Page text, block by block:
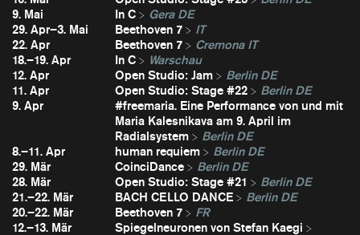
9. Mai
In C
Gera DE
29. Apr–3. Mai
Beethoven 7
IT
22. Apr
Beethoven 7
Cremona IT
18.–19. Apr
In C
Warschau
12. Apr
Open Studio: Jam
Berlin DE
11. Apr
Open Studio: Stage #22
Berlin DE
9. Apr
#freemaria. Eine Performance von und mit
Maria Kalesnikava am 9. April im
Radialsystem
Berlin DE
8.–11. Apr
human requiem
Berlin DE
29. Mär
CoinciDance
Berlin DE
28. Mär
Open Studio: Stage #21
Berlin DE
21.–22. Mär
BACH CELLO DANCE
Berlin DE
20.–22. Mär
Beethoven 7
FR
12.–13. Mär
Spiegelneuronen von Stefan Kaegi